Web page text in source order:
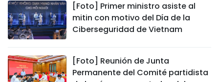
[Foto] Primer ministro asiste al
mitin con motivo del Día de la
Ciberseguridad de Vietnam
[Foto] Reunión de Junta
Permanente del Comité partidista